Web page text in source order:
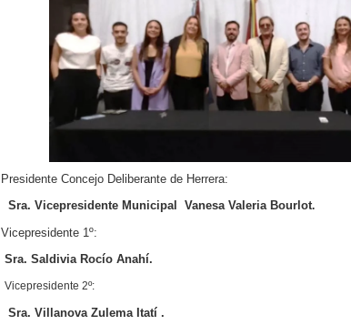
Presidente Concejo Deliberante de Herrera:
Sra. Vicepresidente Municipal Vanesa Valeria Bourlot.
Vicepresidente 1º:
Sra. Saldivia Rocío Anahí.
Vicepresidente 2º:
Sra.VillanovaZulema Itatí .